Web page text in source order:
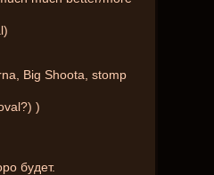
Big Shoota, stomp
)
будет.